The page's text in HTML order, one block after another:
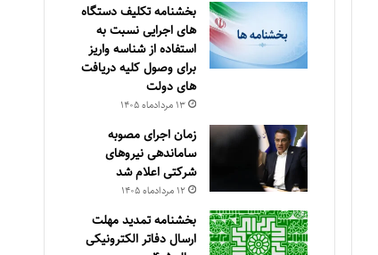
بخشنامه تکلیف دستگاه
های اجرایی نسبت به
استفاده از شناسه واریز
برای وصول کلیه دریافت
های دولت
۱۳ مرداد‌ماه ۱۴۰۵
زمان اجرای مصوبه
ساماندهی نیروهای
شرکتی اعلام شد
۱۲ مرداد‌ماه ۱۴۰۵
بخشنامه تمدید مهلت
ارسال دفاتر الکترونیکی